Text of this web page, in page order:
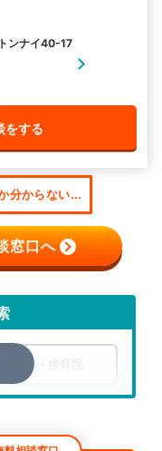
ンナイ40-17
をする
分からない...
窓口へ
整骨院・接骨院